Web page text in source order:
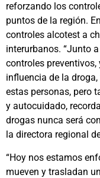
reforzando los
puntos de la región.
controles alcotest a
interurbanos. “Junto
controles
influencia de la
estas personas, pero
y autocuidado,
drogas nunca será
la directora regional
“Hoy nos estamos
mueven y trasladan